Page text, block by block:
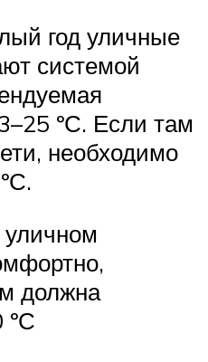
год уличные
системой
ºС. Если там
необходимо
уличном
должна
ºС